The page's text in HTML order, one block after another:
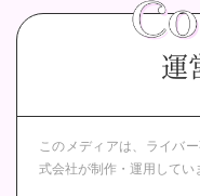
運
このメディアは、ライバ
式会社が制作・運用してい